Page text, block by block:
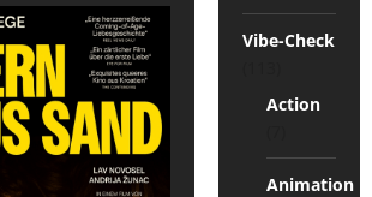
Vibe-Check
Action
Animation